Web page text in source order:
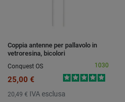
Coppia antenne per pallavolo in
vetroresina, bicolori
Conquest OS
1030
25,00 €
20,49 € IVA esclusa